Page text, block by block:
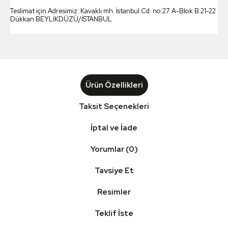
Teslimat için Adresimiz: Kavaklı mh. İstanbul Cd. no:27 A-Blok B:21-22
Dükkan BEYLİKDÜZÜ/İSTANBUL
Ürün Özellikleri
Taksit Seçenekleri
İptal ve İade
Yorumlar (0)
Tavsiye Et
Resimler
Teklif İste